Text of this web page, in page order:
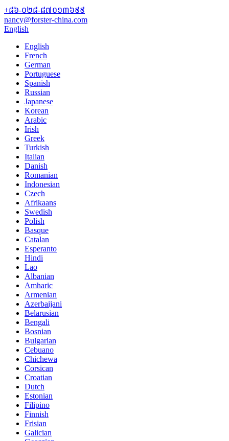
+៨៦-០២៨-៨៧០១៣៦៩៩
nancy@forster-china.com
English
English
French
German
Portuguese
Spanish
Russian
Japanese
Korean
Arabic
Irish
Greek
Turkish
Italian
Danish
Romanian
Indonesian
Czech
Afrikaans
Swedish
Polish
Basque
Catalan
Esperanto
Hindi
Lao
Albanian
Amharic
Armenian
Azerbaijani
Belarusian
Bengali
Bosnian
Bulgarian
Cebuano
Chichewa
Corsican
Croatian
Dutch
Estonian
Filipino
Finnish
Frisian
Galician